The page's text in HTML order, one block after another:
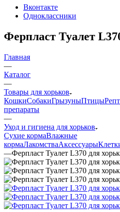
Вконтакте
Одноклассники
Ферпласт Туалет
Главная
—
Каталог
—
Товары для хорьков
КошкиСобакиГрызуныПтицы
препараты
—
Уход и гигиена для хорьков
Сухие кормаВлажные
кормаЛакомстваАксессуары
—Ферпласт Туалет L370 для